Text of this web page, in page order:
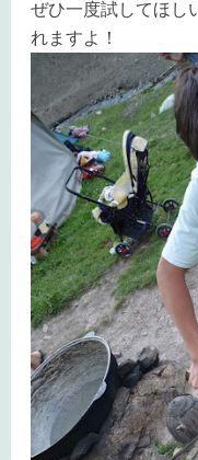
ぜひ一度試してほし
れますよ！